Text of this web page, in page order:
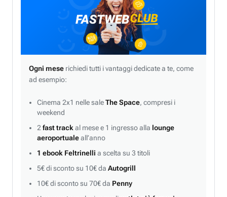
Ogni mese richiedi tutti i vantaggi dedicate a te, come
ad esempio:
Cinema 2x1 nelle saleThe Space, compresi i
weekend
2 fast track al mese e 1 ingresso alla lounge
aeroportualeall’anno
1 ebook Feltrinelli a scelta su 3 titoli
5€ di sconto su 10€ da Autogrill
10€ di sconto su 70€ da Penny